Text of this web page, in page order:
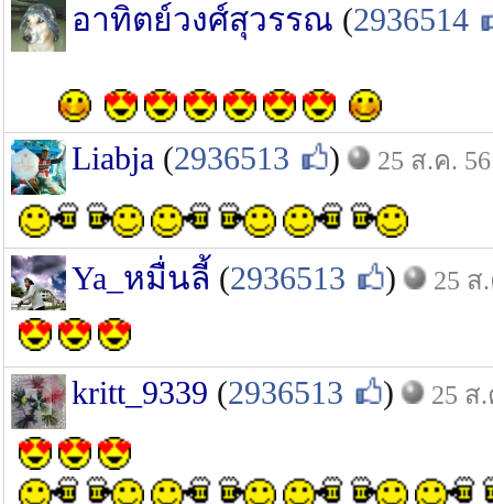
อาทิตย์วงศ์สุวรรณ (2936514
Liabja (2936513 ) 25 ส.ค. 56
Ya_หมื่นลี้ (2936513 ) 25 ส
kritt_9339 (2936513 ) 25 ส